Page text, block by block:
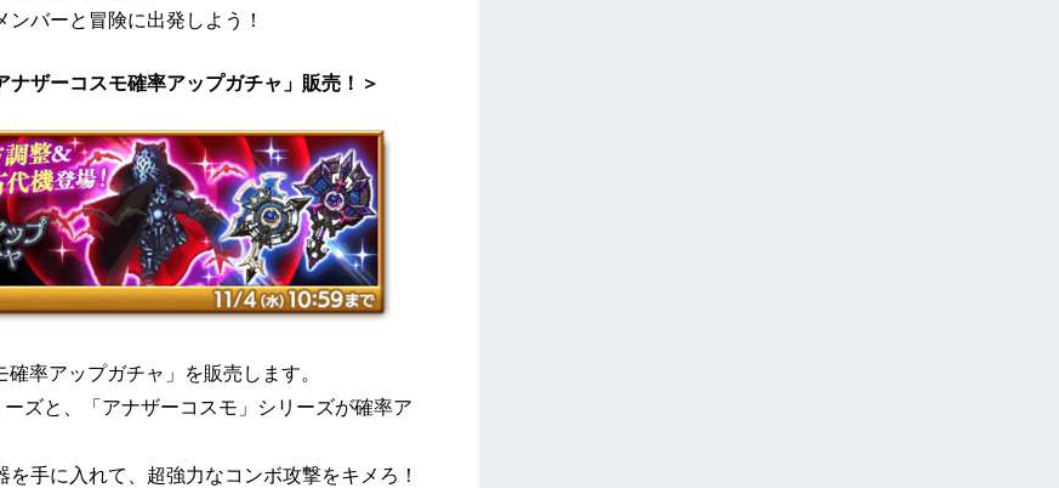
バーと冒険に出発しよう！
ザーコスモ確率アップガチャ」販売！＞
率アップガチャ」を販売します。
ズと、「アナザーコスモ」シリーズが確率ア
手に入れて、超強力なコンボ攻撃をキメろ！